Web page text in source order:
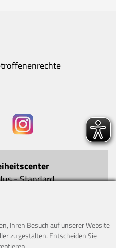
Ihren Besuch auf unserer Website
zu gestalten. Entscheiden Sie
-Standard